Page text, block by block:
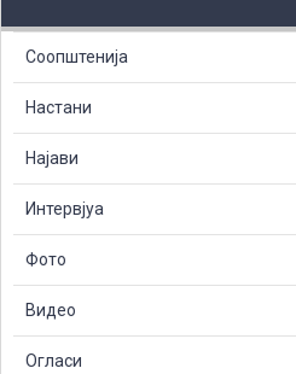
Соопштенија
Настани
Најави
Интервјуа
Фото
Видео
Огласи